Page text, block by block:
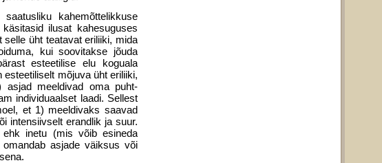
kahemõttelikkuse
ilusat kahesuguses
üht teatavat eriliiki, mida
kui soovitakse jõuda
esteetilise elu koguala
esteetiliselt mõjuva üht eriliiki,
meeldivad oma puht-
individuaalset laadi. Sellest
et 1) meeldivaks saavad
intensiivselt erandlik ja suur.
inetu (mis võib esineda
asjade väiksus või